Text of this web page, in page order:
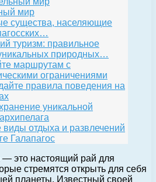
мир
существа, населяющие
туризм: правильное
природных…
маршрутам с
ограничениями
правила поведения на
уникальной
отдыха и развлечений
Галапагос
— это настоящий рай для
стремятся открыть для себя
планеты. Известный своей